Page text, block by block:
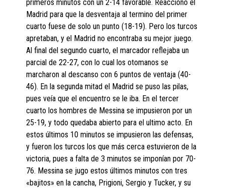
primeros minutos con un 2-14 favorable. Reacciono el
Madrid para que la desventaja al termino del primer
cuarto fuese de solo un punto (18-19). Pero los turcos
apretaban, y el Madrid no encontraba su mejor juego.
Al final del segundo cuarto, el marcador reflejaba un
parcial de 22-27, con lo cual los otomanos se
marcharon al descanso con 6 puntos de ventaja (40-
46). En la segunda mitad el Madrid se puso las pilas,
pues veía que el encuentro se le iba. En el tercer
cuarto los hombres de Messina se impusieron por un
25-19, y todo quedaba abierto para el ultimo acto. En
estos últimos 10 minutos se impusieron las defensas,
y fueron los turcos los que más cerca estuvieron de la
victoria, pues a falta de 3 minutos se imponían por 70-
76. Messina se jugo estos últimos minutos con tres
«bajitos» en la cancha, Prigioni, Sergio y Tucker, y su